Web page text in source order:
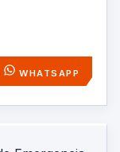
WHATSAPP